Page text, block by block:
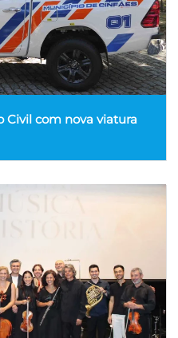
Civil com nova viatura